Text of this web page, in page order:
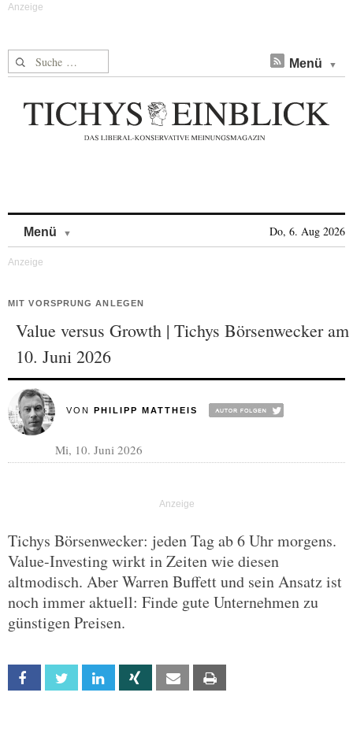
Suche nach: Menü
Menü Do, 6. Aug 2026
MIT VORSPRUNG ANLEGEN
Value versus Growth | Tichys Börsenwecker am
10. Juni 2026
VON PHILIPP MATTHEIS
Mi, 10. Juni 2026
Tichys Börsenwecker: jeden Tag ab 6 Uhr morgens.
Value-Investing wirkt in Zeiten wie diesen
altmodisch. Aber Warren Buffett und sein Ansatz ist
noch immer aktuell: Finde gute Unternehmen zu
günstigen Preisen.
Facebook Twitter Linkedin Xing Email